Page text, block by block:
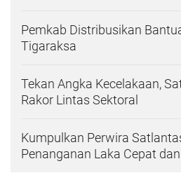
Pemkab Distribusikan
Tigaraksa
Tekan Angka Kecelakaan,
Rakor Lintas Sektoral
Kumpulkan Perwira
Penanganan Laka Cepat